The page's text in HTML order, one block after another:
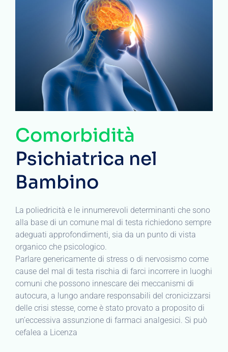
Comorbidità
Psichiatrica nel
Bambino
La poliedricità e le innumerevoli determinanti che sono
alla base di un comune mal di testa richiedono sempre
adeguati approfondimenti, sia da un punto di vista
organico che psicologico.
Parlare genericamente di stress o di nervosismo come
cause del mal di testa rischia di farci incorrere in luoghi
comuni che possono innescare dei meccanismi di
autocura, a lungo andare responsabili del cronicizzarsi
delle crisi stesse, come è stato provato a proposito di
un’eccessiva assunzione di farmaci analgesici. Si può
cefalea a Licenza